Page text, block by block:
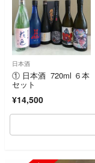
日本酒
① 日本酒 720ml ６本
セット
¥14,500